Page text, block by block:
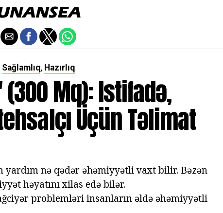
Sağlamlıq, Hazırlıq
Mq): Istifadə,
Üçün Təlimat
nə qədər əhəmiyyətli vaxt bilir. Bəzən
həyatını xilas edə bilər.
problemləri insanların əldə əhəmiyyətli